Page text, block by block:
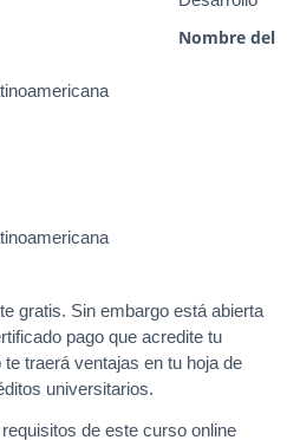
Nombre del
gratis. Sin embargo está abierta
pago que acredite tu
traerá ventajas en tu hoja de
universitarios.
de este curso online